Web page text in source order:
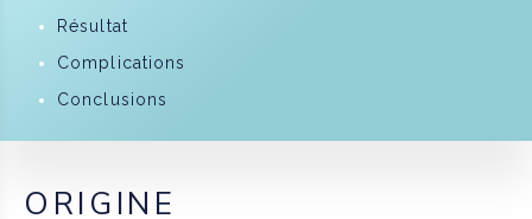
Résultat
Complications
Conclusions
ORIGINE